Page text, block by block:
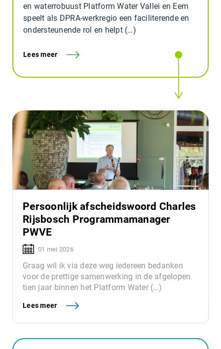
en waterrobuust Platform Water Vallei en Eem
speelt als DPRA-werkregio een faciliterende en
ondersteunende rol en helpt (…)
Lees meer
Persoonlijk afscheidswoord Charles
Rijsbosch Programmamanager
PWVE
01 mei 2026
Graag wil ik via deze weg iedereen bedanken
voor de prettige samenwerking in de afgelopen
tien jaar binnen het Platform Water (…)
Lees meer